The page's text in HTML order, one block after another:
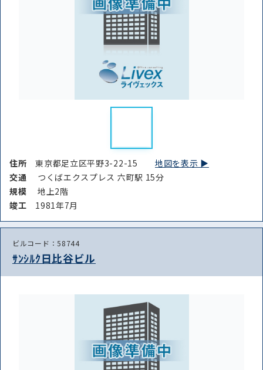
住所
から探す
路線・駅
から探す
条件を絞り込む
住所東京都足立区平野3-22-15地図を表示 ▶︎
交通
つくばエクスプレス 六町駅 15分
規模
地上2階
竣⼯ 1981年7月
ビルコード：58744
ｻﾝｼﾙｸ日比谷ビル